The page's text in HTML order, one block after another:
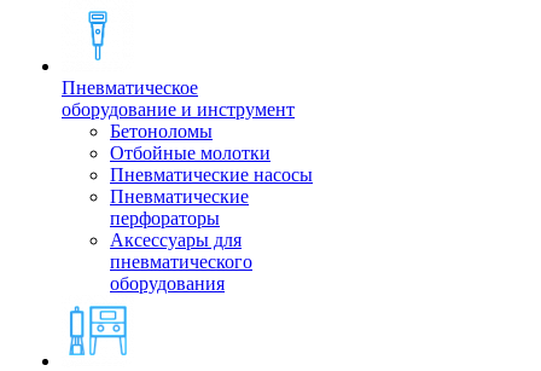
Пневматическое
оборудование и инструмент
Бетоноломы
Отбойные молотки
Пневматические насосы
Пневматические
перфораторы
Аксессуары для
пневматического
оборудования